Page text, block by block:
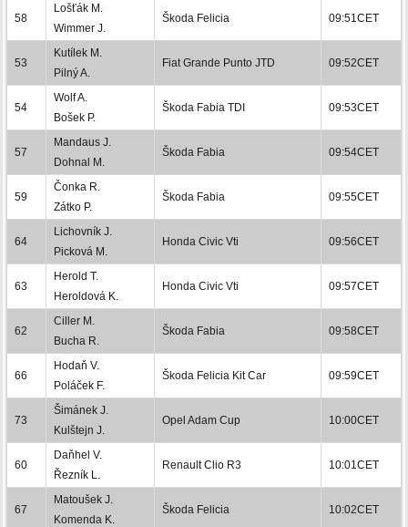
58
Lošťák M.
Wimmer J.
Škoda Felicia 09:51CET
53
Kutílek M.
Pilný A.
Fiat Grande Punto JTD 09:52CET
54
Wolf A.
Bošek P.
Škoda Fabia TDI 09:53CET
57
Mandaus J.
Dohnal M.
Škoda Fabia 09:54CET
59
Čonka R.
Zátko P.
Škoda Fabia 09:55CET
64
Lichovník J.
Picková M.
Honda Civic Vti 09:56CET
63
Herold T.
Heroldová K.
Honda Civic Vti 09:57CET
62
Ciller M.
Bucha R.
Škoda Fabia 09:58CET
66
Hodaň V.
Poláček F.
Škoda Felicia Kit Car 09:59CET
73
Šimánek J.
Kulštejn J.
Opel Adam Cup 10:00CET
60
Daňhel V.
Řezník L.
Renault Clio R3 10:01CET
67
Matoušek J.
Komenda K.
Škoda Felicia 10:02CET